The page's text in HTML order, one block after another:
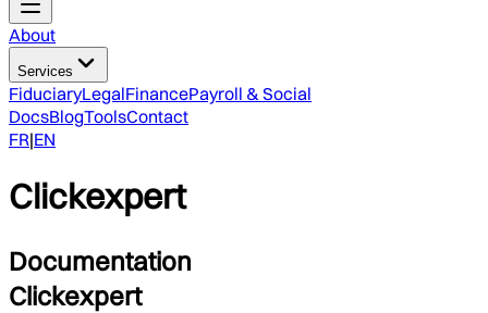
About
Services
FiduciaryLegalFinancePayroll & Social
DocsBlogToolsContact
FR|EN
Clickexpert
Documentation
Clickexpert